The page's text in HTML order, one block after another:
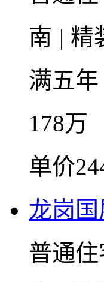
南 | 精
满五年
178万
单价
龙岗
普通住